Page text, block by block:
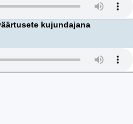
kujundajana